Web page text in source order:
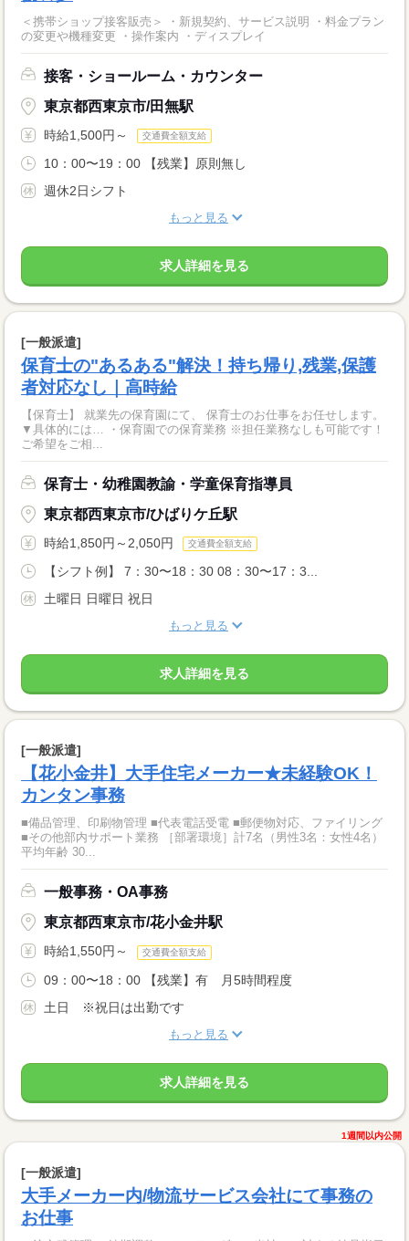
＜携帯ショップ接客販売＞ ・新規契約、サービス説明 ・料金プラン
の変更や機種変更 ・操作案内 ・ディスプレイ
接客・ショールーム・カウンター
東京都西東京市/田無駅
時給1,500円～ 交通費全額支給
10：00〜19：00 【残業】原則無し
週休2日シフト
もっと見る
求人詳細を見る
[一般派遣]
保育士の"あるある"解決！持ち帰り,残業,保護
者対応なし｜高時給
【保育士】 就業先の保育園にて、 保育士のお仕事をお任せします。
▼具体的には… ・保育園での保育業務 ※担任業務なしも可能です！
ご希望をご相...
保育士・幼稚園教諭・学童保育指導員
東京都西東京市/ひばりケ丘駅
時給1,850円～2,050円 交通費全額支給
【シフト例】 7：30〜18：30 08：30〜17：3...
土曜日 日曜日 祝日
もっと見る
求人詳細を見る
[一般派遣]
【花小金井】大手住宅メーカー★未経験OK！
カンタン事務
■備品管理、印刷物管理 ■代表電話受電 ■郵便物対応、ファイリング
■その他部内サポート業務 ［部署環境］計7名（男性3名：女性4名）
平均年齢 30...
一般事務・OA事務
東京都西東京市/花小金井駅
時給1,550円～ 交通費全額支給
09：00〜18：00 【残業】有 月5時間程度
土日 ※祝日は出勤です
もっと見る
求人詳細を見る
1週間以内公開
[一般派遣]
大手メーカー内/物流サービス会社にて事務の
お仕事